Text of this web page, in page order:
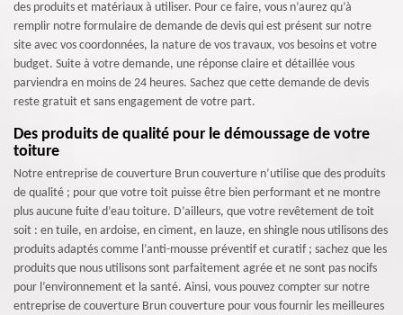
des produits et matériaux à utiliser. Pour ce faire, vous n’aurez qu’à
remplir notre formulaire de demande de devis qui est présent sur notre
site avec vos coordonnées, la nature de vos travaux, vos besoins et votre
budget. Suite à votre demande, une réponse claire et détaillée vous
parviendra en moins de 24 heures. Sachez que cette demande de devis
reste gratuit et sans engagement de votre part.
Des produits de qualité pour le démoussage de votre
toiture
Notre entreprise de couverture Brun couverture n’utilise que des produits
de qualité ; pour que votre toit puisse être bien performant et ne montre
plus aucune fuite d’eau toiture. D’ailleurs, que votre revêtement de toit
soit : en tuile, en ardoise, en ciment, en lauze, en shingle nous utilisons des
produits adaptés comme l’anti-mousse préventif et curatif ; sachez que les
produits que nous utilisons sont parfaitement agrée et ne sont pas nocifs
pour l’environnement et la santé. Ainsi, vous pouvez compter sur notre
entreprise de couverture Brun couverture pour vous fournir les meilleures